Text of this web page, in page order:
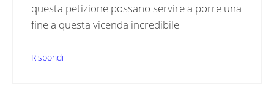
questa petizione possano servire a porre una
fine a questa vicenda incredibile
Rispondi